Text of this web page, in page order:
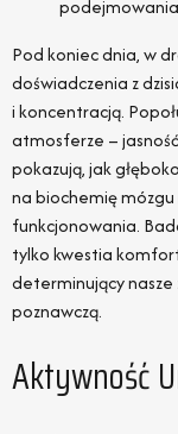
Pod koniec dnia, w
doświadczenia z
i koncentracją.
atmosferze –
pokazują, jak
na biochemię
funkcjonowania.
tylko kwestia
determinujący
poznawczą.
Aktywność